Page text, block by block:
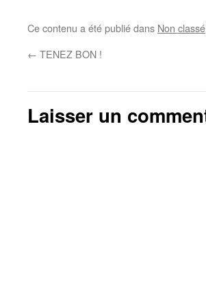
Ce contenu a été publié dans Non classé
← TENEZ BON !
Laisser un